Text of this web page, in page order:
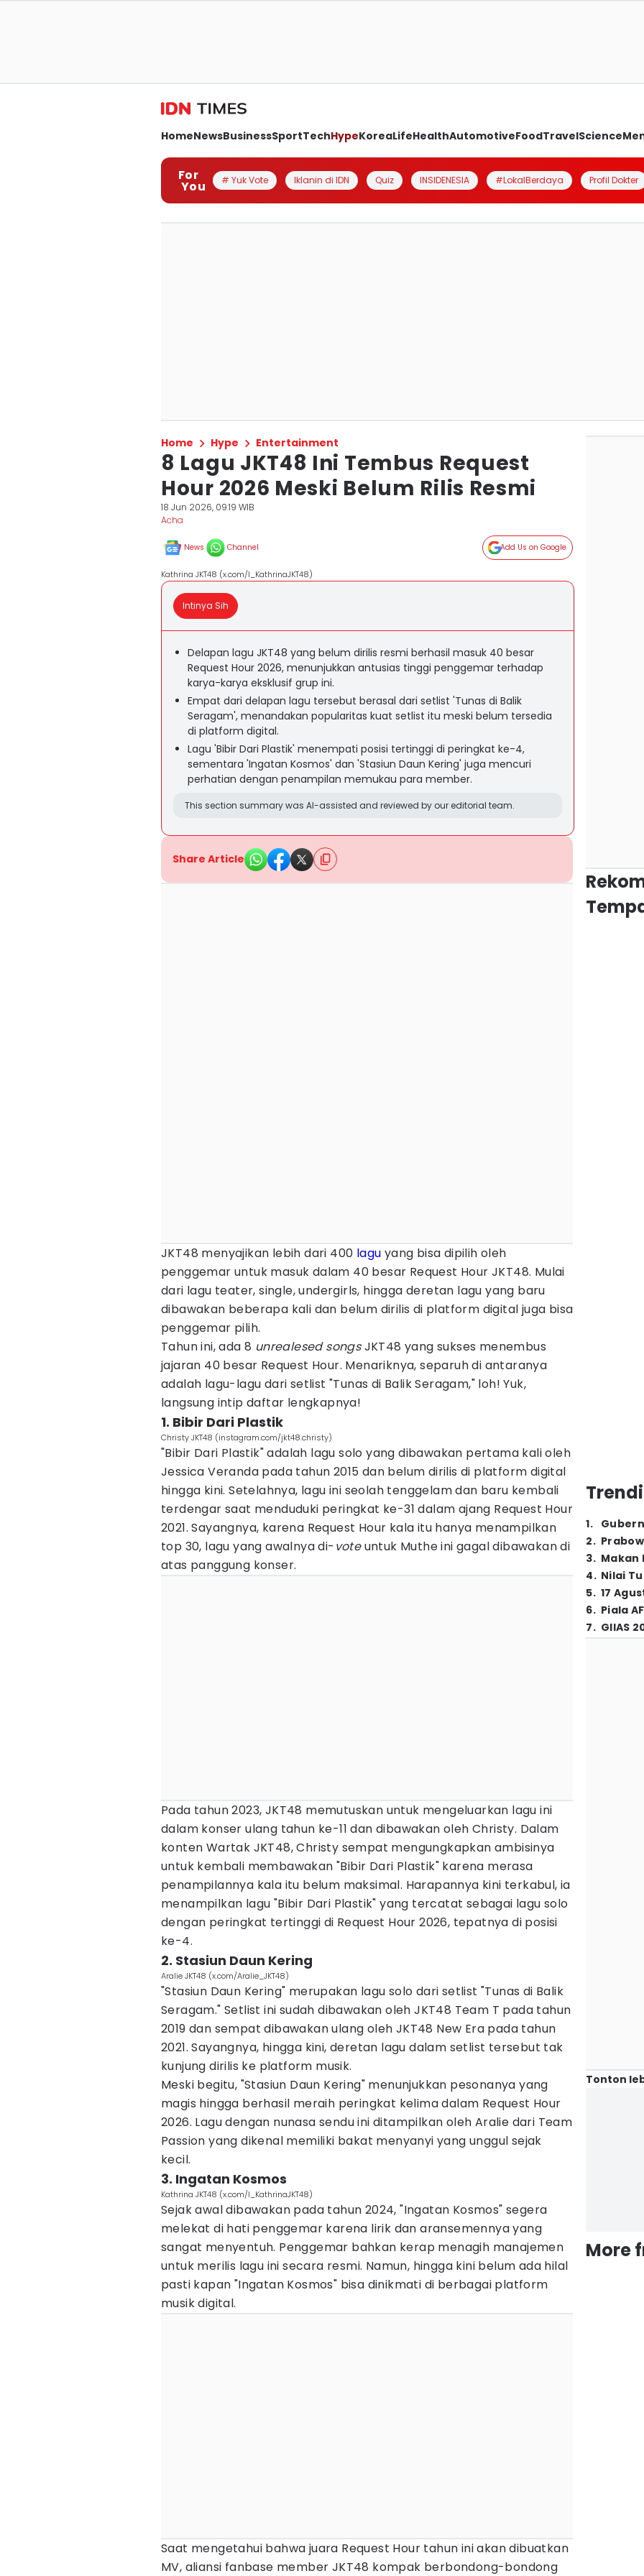
HomeNewsBusinessSportTechHypeKoreaLifeHealthAutomotiveFoodTravelScience
For
You # Yuk Vote Iklanin di IDN Quiz INSIDENESIA #LokalBerdaya Profil Dokter
Home Hype Entertainment
8 Lagu JKT48 Ini Tembus Request
Hour 2026 Meski Belum Rilis Resmi
18 Jun 2026, 09:19 WIB
Acha
News Channel Add Us on Google
Kathrina JKT48 (x.com/I_KathrinaJKT48)
Intinya Sih
Delapan lagu JKT48 yang belum dirilis resmi berhasil masuk 40 besar
Request Hour 2026, menunjukkan antusias tinggi penggemar terhadap
karya-karya eksklusif grup ini.
Empat dari delapan lagu tersebut berasal dari setlist 'Tunas di Balik
Seragam', menandakan popularitas kuat setlist itu meski belum tersedia
di platform digital.
Lagu 'Bibir Dari Plastik' menempati posisi tertinggi di peringkat ke-4,
sementara 'Ingatan Kosmos' dan 'Stasiun Daun Kering' juga mencuri
perhatian dengan penampilan memukau para member.
This section summary was AI-assisted and reviewed by our editorial team.
Share Article
JKT48 menyajikan lebih dari 400 lagu yang bisa dipilih oleh
penggemar untuk masuk dalam 40 besar Request Hour JKT48. Mulai
dari lagu teater, single, undergirls, hingga deretan lagu yang baru
dibawakan beberapa kali dan belum dirilis di platform digital juga bisa
penggemar pilih.
Tahun ini, ada 8 unrealesed songsJKT48 yang sukses menembus
jajaran 40 besar Request Hour. Menariknya, separuh di antaranya
adalah lagu-lagu dari setlist "Tunas di Balik Seragam," loh! Yuk,
langsung intip daftar lengkapnya!
1. Bibir Dari Plastik
Christy JKT48 (instagram.com/jkt48.christy)
"Bibir Dari Plastik" adalah lagu solo yang dibawakan pertama kali oleh
Jessica Veranda pada tahun 2015 dan belum dirilis di platform digital
hingga kini. Setelahnya, lagu ini seolah tenggelam dan baru kembali
terdengar saat menduduki peringkat ke-31 dalam ajang Request Hour
2021. Sayangnya, karena Request Hour kala itu hanya menampilkan
top 30, lagu yang awalnya di- voteuntuk Muthe ini gagal dibawakan di
atas panggung konser.
Pada tahun 2023, JKT48 memutuskan untuk mengeluarkan lagu ini
dalam konser ulang tahun ke-11 dan dibawakan oleh Christy. Dalam
konten Wartak JKT48, Christy sempat mengungkapkan ambisinya
untuk kembali membawakan "Bibir Dari Plastik" karena merasa
penampilannya kala itu belum maksimal. Harapannya kini terkabul, ia
menampilkan lagu "Bibir Dari Plastik" yang tercatat sebagai lagu solo
dengan peringkat tertinggi di Request Hour 2026, tepatnya di posisi
ke-4.
2. Stasiun Daun Kering
Aralie JKT48 (x.com/Aralie_JKT48)
"Stasiun Daun Kering" merupakan lagu solo dari setlist "Tunas di Balik
Seragam." Setlist ini sudah dibawakan oleh JKT48 Team T pada tahun
2019 dan sempat dibawakan ulang oleh JKT48 New Era pada tahun
2021. Sayangnya, hingga kini, deretan lagu dalam setlist tersebut tak
kunjung dirilis ke platform musik.
Meski begitu, "Stasiun Daun Kering" menunjukkan pesonanya yang
magis hingga berhasil meraih peringkat kelima dalam Request Hour
2026. Lagu dengan nunasa sendu ini ditampilkan oleh Aralie dari Team
Passion yang dikenal memiliki bakat menyanyi yang unggul sejak
kecil.
3. Ingatan Kosmos
Kathrina JKT48 (x.com/I_KathrinaJKT48)
Sejak awal dibawakan pada tahun 2024, "Ingatan Kosmos" segera
melekat di hati penggemar karena lirik dan aransemennya yang
sangat menyentuh. Penggemar bahkan kerap menagih manajemen
untuk merilis lagu ini secara resmi. Namun, hingga kini belum ada hilal
pasti kapan "Ingatan Kosmos" bisa dinikmati di berbagai platform
musik digital.
Saat mengetahui bahwa juara Request Hour tahun ini akan dibuatkan
MV, aliansi fanbase member JKT48 kompak berbondong-bondong
1.
2.
3. Makan
4. Nilai
5. 17
6. Piala
7. GIIAS
Tonton
More